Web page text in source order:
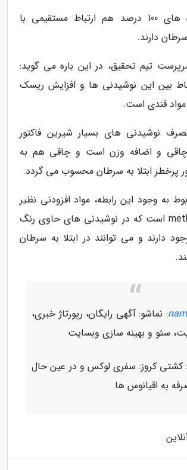
همچنین آبمیوه های 100 درصد هم ارتباط مستقیمی با
دارند.
تیم تحقیق، در این باره می گوید:
بین این نوشیدنی ها و افزایش ریسک
مواد قندی است.
نوشیدنی های بسیار شیرین فاکتور
چاقی و اضافه وزن است و چاقی هم به
پرخطر ابتلا به سرطان محسوب می گردد.
به وجود این رابطه، مواد افزودنی نظیر
4-methylimidazole است که در نوشیدنی های حاوی رنگ
دارند و می توانند در ابتلا به سرطان
: نماشو: آگهی رایگان، رپورتاژ خبری،
سئو و بهینه سازی وبسایت
: کشتی کروز: سفری لوکس و در عین حال
به اقیانوس ها